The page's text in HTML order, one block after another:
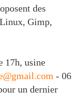
des
Gimp,
17h, usine
- 06
un dernier